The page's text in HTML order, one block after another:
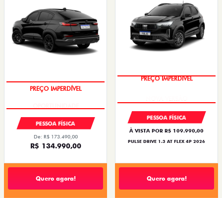
PREÇO IMPERDÍVEL
PESSOA FÍSICA
De: R$ 173.490,00
R$ 134.990,00
Quero agora!
PREÇO IMPERDÍVEL
PESSOA FÍSICA
À VISTA POR R$ 109.990,00
PULSE DRIVE 1.3 AT FLEX 4P 2026
Quero agora!